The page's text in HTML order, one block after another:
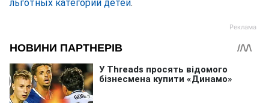
льготных категорий детей.